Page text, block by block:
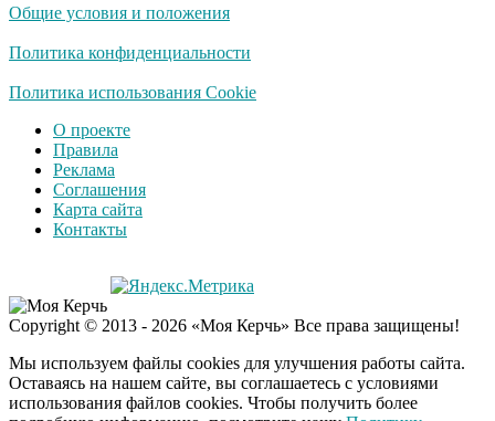
Общие условия и положения
Политика конфиденциальности
Политика использования Cookie
О проекте
Правила
Реклама
Соглашения
Карта сайта
Контакты
Copyright © 2013 - 2026 «Моя Керчь» Все права защищены!
Мы используем файлы cookies для улучшения работы сайта.
Оставаясь на нашем сайте, вы соглашаетесь с условиями
использования файлов cookies. Чтобы получить более